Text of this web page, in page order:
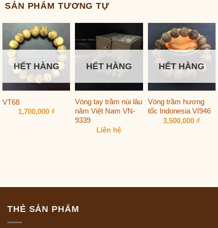
SẢN PHẨM TƯƠNG TỰ
HẾT HÀNG
VT68
1,700,000 ₫
HẾT HÀNG
Vòng tay trầm núi lâu
năm Việt Nam VN-
9339
Liên hệ
HẾT HÀNG
Vòng trầm hương
tốc Indonesia VI946
3,500,000 ₫
THẺ SẢN PHẨM